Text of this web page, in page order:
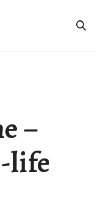
–
life